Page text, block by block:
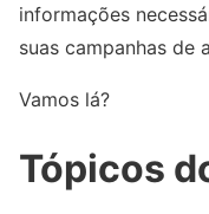
informações
suas campanhas de
Vamos lá?
Tópicos